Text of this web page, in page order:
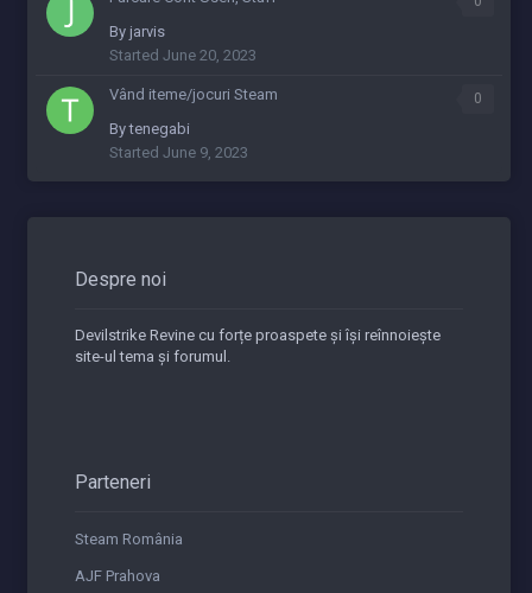
By jarvis
Started June 20, 2023
0
Vând iteme/jocuri Steam
Bytenegabi
Started June 9, 2023
Despre noi
Devilstrike Revine cu forțe proaspete și își reînnoiește
site-ul tema și forumul.
Parteneri
Steam România
AJF Prahova